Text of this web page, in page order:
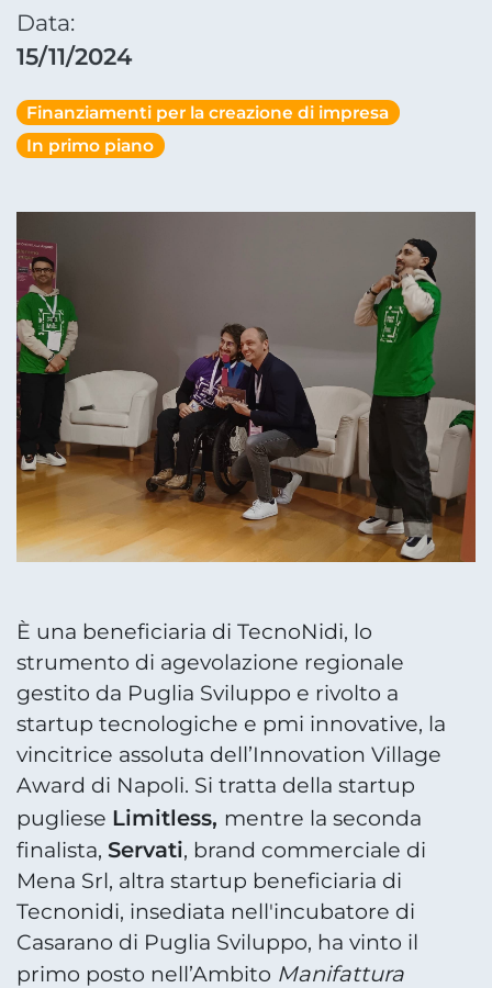
Data:
15/11/2024
Finanziamenti per la creazione di impresa
In primo piano
È una beneficiaria di TecnoNidi, lo
strumento di agevolazione regionale
gestito da Puglia Sviluppo e rivolto a
startup tecnologiche e pmi innovative, la
vincitrice assoluta dell’Innovation Village
Award di Napoli. Si tratta della startup
pugliese Limitless, mentre la seconda
finalista, Servati, brand commerciale di
Mena Srl, altra startup beneficiaria di
Tecnonidi, insediata nell'incubatore di
Casarano di Puglia Sviluppo, ha vinto il
primo posto nell’Ambito Manifattura